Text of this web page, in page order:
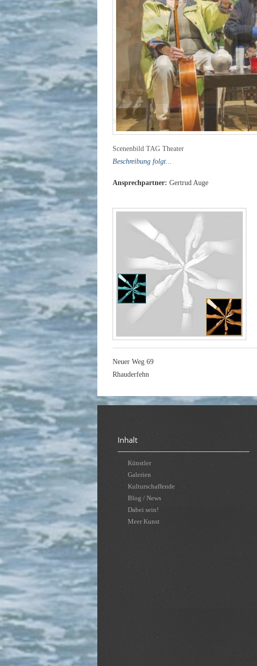
Scenenbild TAG Theater
Beschreibung folgt...
Ansprechpartner: Gertrud Auge
Neuer Weg 69
Rhauderfehn
Inhalt
Künstler
Galerien
Kulturschaffende
Blog / News
Dabei sein!
Meer Kunst